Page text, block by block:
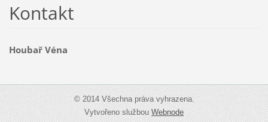
Kontakt
Houbař Véna
© 2014 Všechna práva vyhrazena.
Vytvořeno službouWebnode